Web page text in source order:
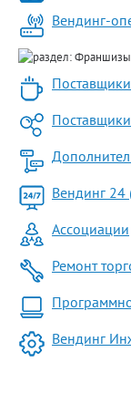
Вендинг-
Вендинг 24
Ассоциации
Ремонт
Вендинг